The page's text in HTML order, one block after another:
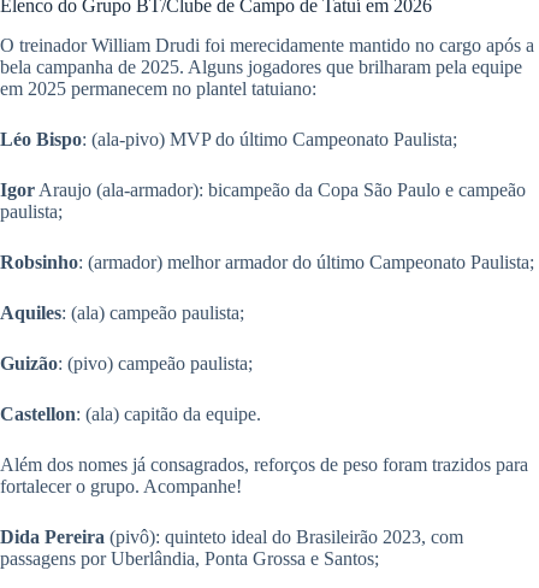
Elenco do Grupo BT/Clube de Campo de Tatuí em 2026
O treinador William Drudi foi merecidamente mantido no cargo após a
bela campanha de 2025. Alguns jogadores que brilharam pela equipe
em 2025 permanecem no plantel tatuiano:
Léo Bispo: (ala-pivo) MVP do último Campeonato Paulista;
Igor Araujo (ala-armador): bicampeão da Copa São Paulo e campeão
paulista;
Robsinho: (armador) melhor armador do último Campeonato Paulista;
Aquiles: (ala) campeão paulista;
Guizão: (pivo) campeão paulista;
Castellon: (ala) capitão da equipe.
Além dos nomes já consagrados, reforços de peso foram trazidos para
fortalecer o grupo. Acompanhe!
Dida Pereira (pivô): quinteto ideal do Brasileirão 2023, com
passagens por Uberlândia, Ponta Grossa e Santos;